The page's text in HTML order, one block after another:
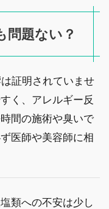
問題ない？
証明されていませ
く、アレルギー反
間の施術や臭いで
医師や美容師に相
類への不安は少し